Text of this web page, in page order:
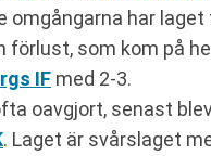
omgångarna har laget
förlust, som kom på
IF med 2-3.
oavgjort, senast
. Laget är svårslaget